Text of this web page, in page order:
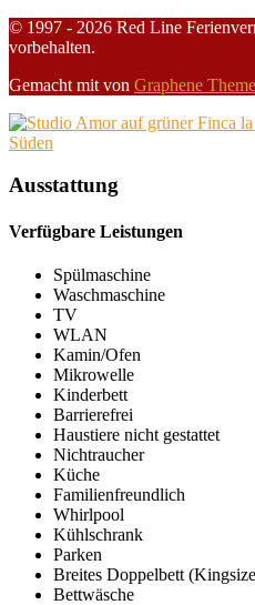
© 1997 - 2026 Red Line
vorbehalten.
Gemacht mit von Graphene
Ausstattung
Verfügbare Leistungen
Spülmaschine
Waschmaschine
TV
WLAN
Kamin/Ofen
Mikrowelle
Kinderbett
Barrierefrei
Haustiere nicht gestattet
Nichtraucher
Küche
Familienfreundlich
Whirlpool
Kühlschrank
Parken
Breites Doppelbett
Bettwäsche